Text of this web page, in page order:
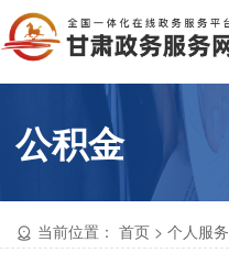
公积金
当前位置： 首页 >个人服务